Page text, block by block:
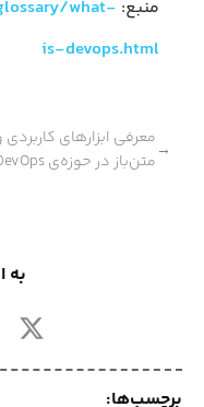
منبع: what-
is-devops.html
→
معرفی ابزارهای کاربردی
متن‌باز در حوزه‌ی DevOps
به
برچسب‌ها: